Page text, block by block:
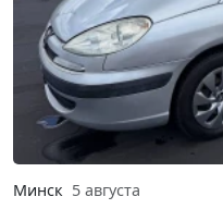
Минск 5 августа